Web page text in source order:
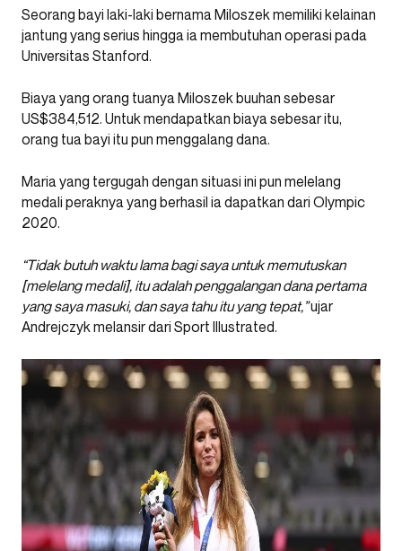
Seorang bayi laki-laki bernama Miloszek memiliki kelainan
jantung yang serius hingga ia membutuhan operasi pada
Universitas Stanford.
Biaya yang orang tuanya Miloszek buuhan sebesar
US$384,512. Untuk mendapatkan biaya sebesar itu,
orang tua bayi itu pun menggalang dana.
Maria yang tergugah dengan situasi ini pun melelang
medali peraknya yang berhasil ia dapatkan dari Olympic
2020.
“Tidak butuh waktu lama bagi saya untuk memutuskan
[melelang medali], itu adalah penggalangan dana pertama
yang saya masuki, dan saya tahu itu yang tepat,”ujar
Andrejczyk melansir dari Sport Illustrated.